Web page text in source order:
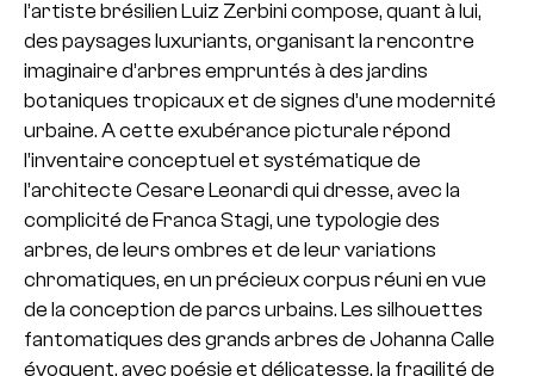
l’artiste brésilien Luiz Zerbini compose, quant à lui,
des paysages luxuriants, organisant la rencontre
imaginaire d’arbres empruntés à des jardins
botaniques tropicaux et de signes d’une modernité
urbaine. A cette exubérance picturale répond
l’inventaire conceptuel et systématique de
l’architecte Cesare Leonardi qui dresse, avec la
complicité de Franca Stagi, une typologie des
arbres, de leurs ombres et de leur variations
chromatiques, en un précieux corpus réuni en vue
de la conception de parcs urbains. Les silhouettes
fantomatiques des grands arbres de Johanna Calle
évoquent, avec poésie et délicatesse, la fragilité de